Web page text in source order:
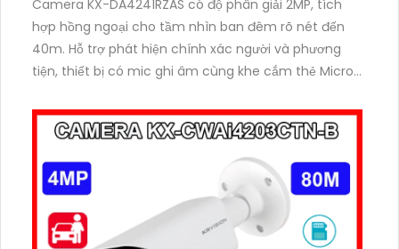
Camera KX-DA4241RZAS có độ phân giải 2MP, tích
hợp hồng ngoại cho tầm nhìn ban đêm rõ nét đến
40m. Hỗ trợ phát hiện chính xác người và phương
tiện, thiết bị có mic ghi âm cùng khe cắm thẻ Micro
bền bỉ, phù hợp mọi điều kiện thời tiết khắc nghiệt
trong nhà giá rẻ.